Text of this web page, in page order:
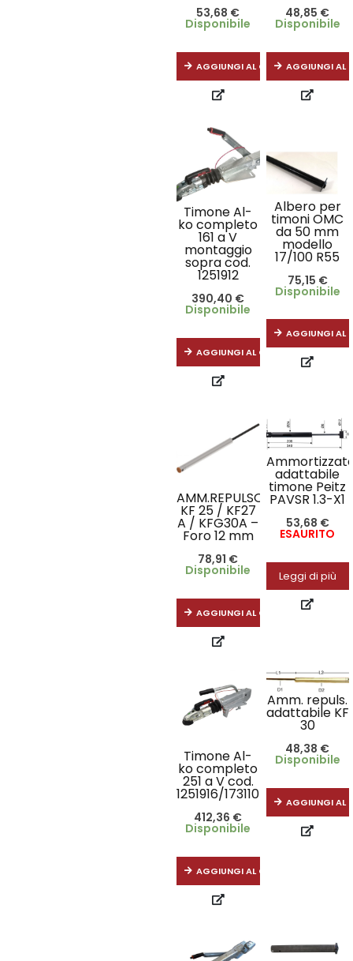
53,68 €
Disponibile
AGGIUNGI AL CARRELLO
48,85 €
Disponibile
AGGIUNGI AL
Timone Al-
ko completo
161 a V
montaggio
sopra cod.
1251912
390,40 €
Disponibile
AGGIUNGI AL CARRELLO
Albero per
timoni OMC
da 50 mm
modello
17/100 R55
75,15 €
Disponibile
AGGIUNGI AL
AMM.REPULSORE
KF 25 / KF27
A / KFG30A –
Foro 12 mm
78,91 €
Disponibile
AGGIUNGI AL CARRELLO
adattabile
timone Peitz
PAVSR 1.3-X1
53,68 €
ESAURITO
Leggi di più
Timone Al-
ko completo
251 a V cod.
1251916/1731104
412,36 €
Disponibile
AGGIUNGI AL CARRELLO
Amm. repuls.
adattabile KF
30
48,38 €
Disponibile
AGGIUNGI AL